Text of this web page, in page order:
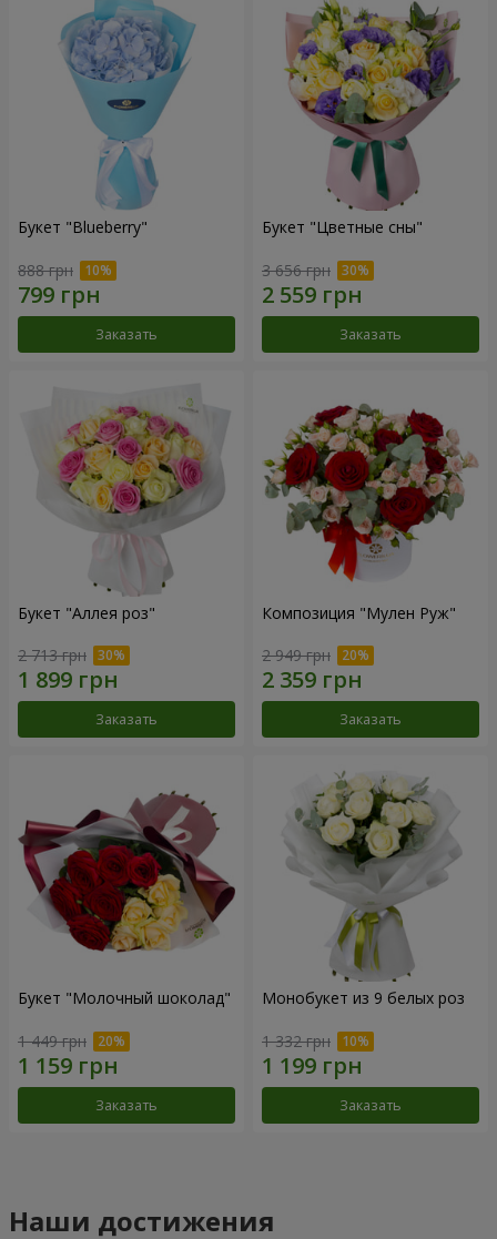
Букет "Blueberry"
888 грн
Заказать
Букет "Цветные сны"
3 656 грн
Заказать
Букет "Аллея роз"
2 713 грн
Заказать
Композиция "Мулен Руж"
2 949 грн
Заказать
Букет "Молочный шоколад"
1 449 грн
Заказать
Монобукет из 9 белых роз
1 332 грн
Заказать
Наши достижения